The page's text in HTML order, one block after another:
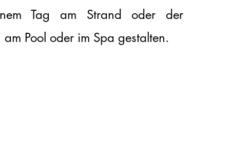
Tag am Strand oder der
Pool oder im Spa gestalten.